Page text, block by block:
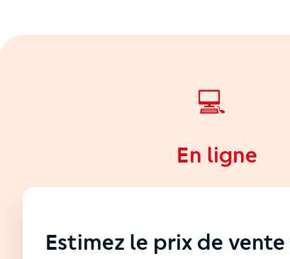
💻
En ligne
Estimez le prix de